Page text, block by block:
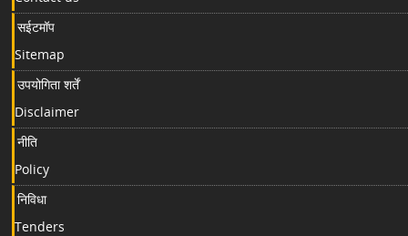
सईटमॉप
Sitemap
उपयोगिता शर्तें
Disclaimer
नीति
Policy
निविधा
Tenders